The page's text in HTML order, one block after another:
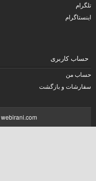
تلگرام
اینستاگرام
حساب کاربری
حساب من
سفارشات و بازگشت
webirani.com